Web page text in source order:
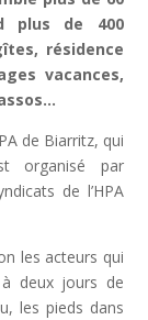
plus de 400
résidence
vacances,
de Biarritz, qui
organisé par
de l’HPA
les acteurs qui
deux jours de
les pieds dans